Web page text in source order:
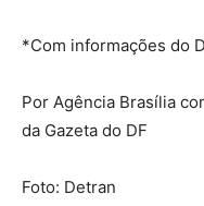
*Com informações do
Por Agência Brasília
da Gazeta do DF
Foto: Detran